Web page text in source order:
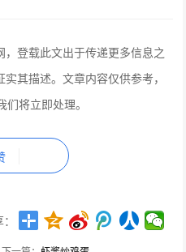
登载此文出于传递更多信息之
其描述。文章内容仅供参考，
将立即处理。